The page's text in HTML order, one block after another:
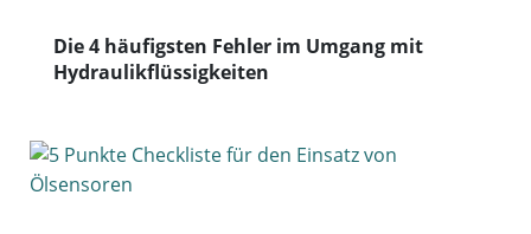
Die 4 häufigsten Fehler im Umgang mit
Hydraulikflüssigkeiten